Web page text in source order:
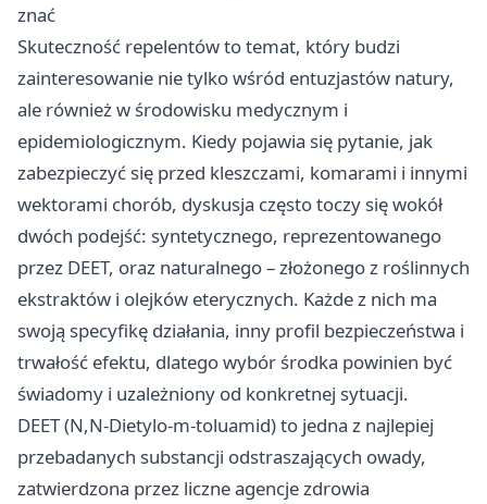
znać
Skuteczność repelentów to temat, który budzi
zainteresowanie nie tylko wśród entuzjastów natury,
ale również w środowisku medycznym i
epidemiologicznym. Kiedy pojawia się pytanie, jak
zabezpieczyć się przed kleszczami, komarami i innymi
wektorami chorób, dyskusja często toczy się wokół
dwóch podejść: syntetycznego, reprezentowanego
przez DEET, oraz naturalnego – złożonego z roślinnych
ekstraktów i olejków eterycznych. Każde z nich ma
swoją specyfikę działania, inny profil bezpieczeństwa i
trwałość efektu, dlatego wybór środka powinien być
świadomy i uzależniony od konkretnej sytuacji.
DEET (N,N-Dietylo-m-toluamid) to jedna z najlepiej
przebadanych substancji odstraszających owady,
zatwierdzona przez liczne agencje zdrowia